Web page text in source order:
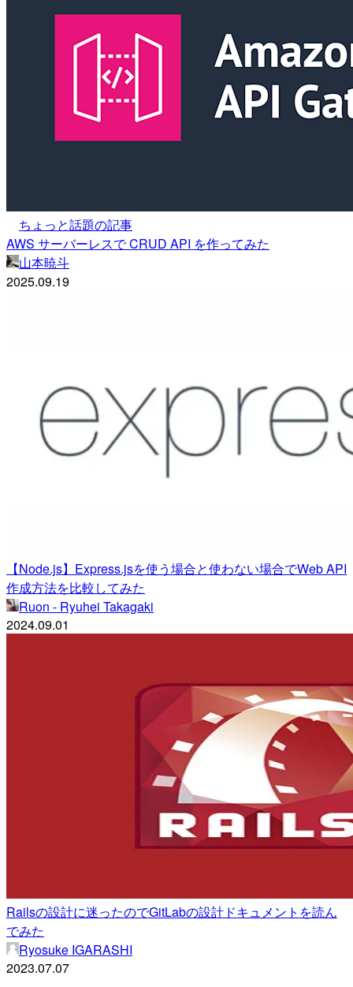
ちょっと話題の記事
AWS サーバーレスで CRUD API を作ってみた
山本暁斗
2025.09.19
【Node.js】Express.jsを使う場合と使わない場合でWeb API
作成方法を比較してみた
Ruon - Ryuhei Takagaki
2024.09.01
Railsの設計に迷ったのでGitLabの設計ドキュメントを読ん
でみた
Ryosuke IGARASHI
2023.07.07